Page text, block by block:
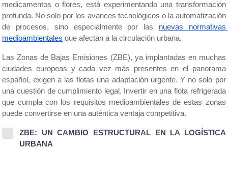
medicamentos o flores, está experimentando una transformación
profunda. No solo por los avances tecnológicos o la automatización
de procesos, sino especialmente por las nuevas normativas
medioambientales que afectan a la circulación urbana.
Las Zonas de Bajas Emisiones (ZBE), ya implantadas en muchas
ciudades europeas y cada vez más presentes en el panorama
español, exigen a las flotas una adaptación urgente. Y no solo por
una cuestión de cumplimiento legal. Invertir en una flota refrigerada
que cumpla con los requisitos medioambientales de estas zonas
puede convertirse en una auténtica ventaja competitiva.
ZBE: UN CAMBIO ESTRUCTURAL EN LA LOGÍSTICA
URBANA